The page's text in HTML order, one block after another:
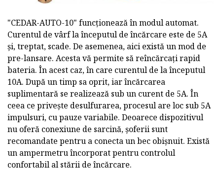
"CEDAR-AUTO-10" funcționează în modul automat.
Curentul de vârf la începutul de încărcare este de 5A
și, treptat, scade. De asemenea, aici există un mod de
pre-lansare. Acesta vă permite să reîncărcați rapid
bateria. În acest caz, în care curentul de la începutul
10A. După un timp sa oprit, iar încărcarea
suplimentară se realizează sub un curent de 5A. În
ceea ce privește desulfurarea, procesul are loc sub 5A
impulsuri, cu pauze variabile. Deoarece dispozitivul
nu oferă conexiune de sarcină, șoferii sunt
recomandate pentru a conecta un bec obișnuit. Există
un ampermetru încorporat pentru controlul
confortabil al stării de încărcare.